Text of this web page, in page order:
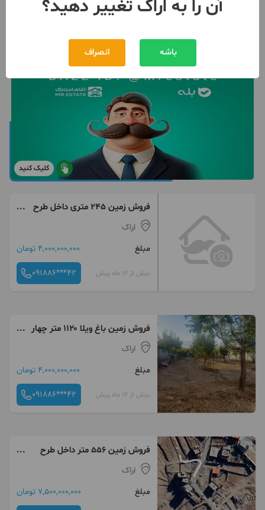
کلیک کنید
فروش زمین ۲۴۵ متری داخل طرح
نظم اباد ۲۴۹۸
اراک
مبلغ
4,000,000,000 تومان
بیش از 12 ماه پیش 091886***42
فروش زمین باغ ویلا ۱۱۲۰ متر چهار
دیواری منطقه قره کهریز
اراک
مبلغ
4,000,000,000 تومان
بیش از 12 ماه پیش 091886***42
فروش زمین ۵۵۶ متر داخل طرح
نظم اباد
اراک
مبلغ
7,500,000,000 تومان
آن را به اراک تغییر دهید؟
باشه انصراف